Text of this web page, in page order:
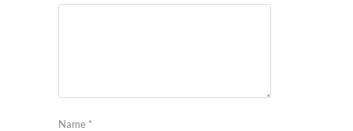
Name *